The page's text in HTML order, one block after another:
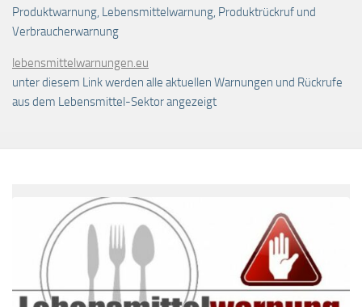
Produktwarnung, Lebensmittelwarnung, Produktrückruf und
Verbraucherwarnung
lebensmittelwarnungen.eu
unter diesem Link werden alle aktuellen Warnungen und Rückrufe
aus dem Lebensmittel-Sektor angezeigt